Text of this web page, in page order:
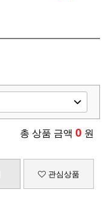
총 상품 금액 0 원
관심상품